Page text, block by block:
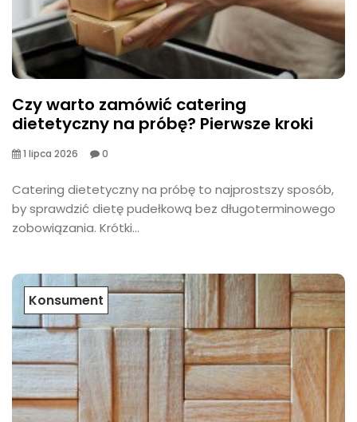
Czy warto zamówić catering
dietetyczny na próbę? Pierwsze kroki
1 lipca 2026 0
​Catering dietetyczny na próbę to najprostszy sposób,
by sprawdzić dietę pudełkową bez długoterminowego
zobowiązania. Krótki...
Konsument